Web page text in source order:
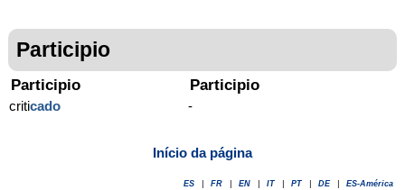
Participio
Participio
criticado
Participio
-
Início da página
ES FR EN IT PT DE ES-América